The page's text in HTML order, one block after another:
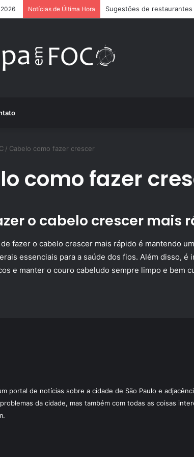
Notícias de Última Hora Sugestões de
C / Cabelo como fazer crescer
como fazer
o cabelo crescer mais
fazer o cabelo crescer mais rápido é mantendo
essenciais para a saúde dos fios. Além disso,
e manter o couro cabeludo sempre limpo e bem
portal de notícias sobre a cidade de São Paulo e
da cidade, mas também com todas as coisas